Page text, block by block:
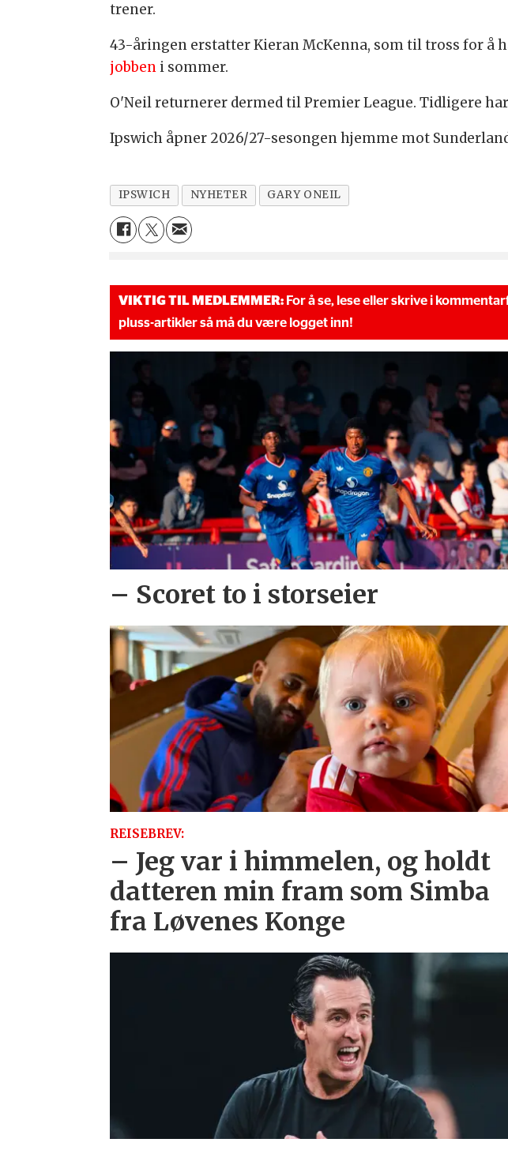
trener.
43-åringen erstatter Kieran McKenna, som til tross for
jobben i sommer.
O'Neil returnerer dermed til Premier League. Tidligere
Ipswich åpner 2026/27-sesongen hjemme mot
IPSWICH NYHETER GARY ONEIL
VIKTIG TIL MEDLEMMER: For å se, lese eller skrive i
pluss-artikler så må du være logget inn!
– Scoret to i storseier
REISEBREV:
– Jeg var i himmelen, og holdt
datteren min fram som Simba
fra Løvenes Konge